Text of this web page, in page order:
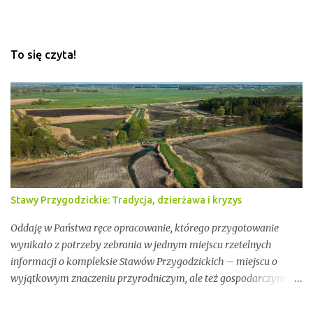
To się czyta!
Stawy Przygodzickie: Tradycja, dzierżawa i kryzys
Oddaję w Państwa ręce opracowanie, którego przygotowanie
wynikało z potrzeby zebrania w jednym miejscu rzetelnych
informacji o kompleksie Stawów Przygodzickich – miejscu o
wyjątkowym znaczeniu przyrodniczym, ale też gospodarczym i